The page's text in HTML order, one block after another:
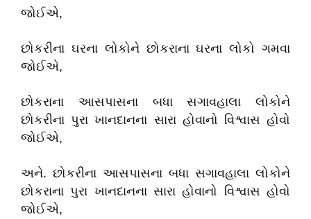
જોઈએ,
છોકરીના ઘરના લોકોને છોકરાના ઘરના લોકો ગમવા
જોઈએ,
છોકરાના આસપાસના બધા સગાવહાલા લોકોને
છોકરીના પુરા ખાનદાનના સારા હોવાનો વિશ્વાસ હોવો
જોઈએ,
અને. છોકરીના આસપાસના બધા સગાવહાલા લોકોને
છોકરાના પુરા ખાનદાનના સારા હોવાનો વિશ્વાસ હોવો
જોઈએ,